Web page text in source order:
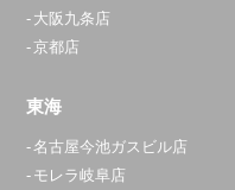
大阪九条店
京都店
東海
名古屋今池ガスビル店
モレラ岐阜店